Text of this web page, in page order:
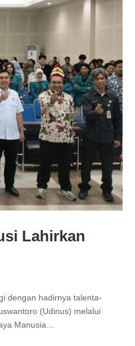
Lahirkan
dengan hadirnya talenta-
(Udinus) melalui
Manusia...